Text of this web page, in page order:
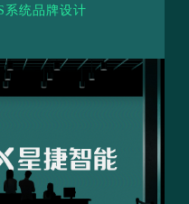
系统品牌设计